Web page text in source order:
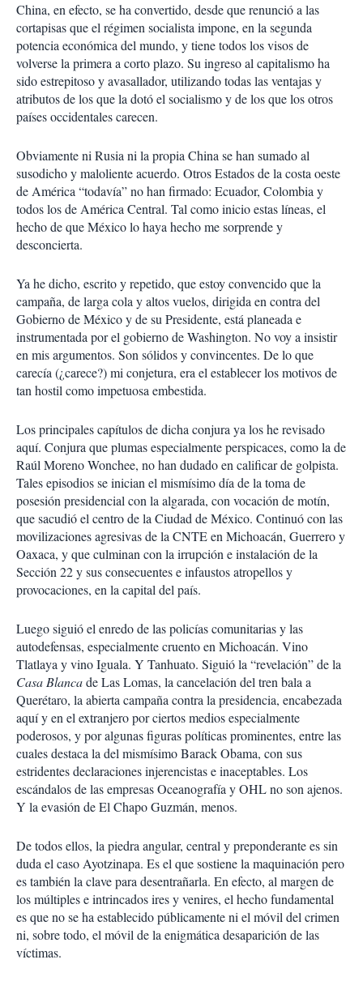
o
m
p
a
r
t
i
r
China, en efecto, se ha convertido, desde que renunció a las
cortapisas que el régimen socialista impone, en la segunda
potencia económica del mundo, y tiene todos los visos de
volverse la primera a corto plazo. Su ingreso al capitalismo ha
sido estrepitoso y avasallador, utilizando todas las ventajas y
atributos de los que la dotó el socialismo y de los que los otros
países occidentales carecen.
Obviamente ni Rusia ni la propia China se han sumado al
susodicho y maloliente acuerdo. Otros Estados de la costa oeste
de América “todavía” no han firmado: Ecuador, Colombia y
todos los de América Central. Tal como inicio estas líneas, el
hecho de que México lo haya hecho me sorprende y
desconcierta.
Ya he dicho, escrito y repetido, que estoy convencido que la
campaña, de larga cola y altos vuelos, dirigida en contra del
Gobierno de México y de su Presidente, está planeada e
instrumentada por el gobierno de Washington. No voy a insistir
en mis argumentos. Son sólidos y convincentes. De lo que
carecía (¿carece?) mi conjetura, era el establecer los motivos de
tan hostil como impetuosa embestida.
Los principales capítulos de dicha conjura ya los he revisado
aquí. Conjura que plumas especialmente perspicaces, como la de
Raúl Moreno Wonchee, no han dudado en calificar de golpista.
Tales episodios se inician el mismísimo día de la toma de
posesión presidencial con la algarada, con vocación de motín,
que sacudió el centro de la Ciudad de México. Continuó con las
movilizaciones agresivas de la CNTE en Michoacán, Guerrero y
Oaxaca, y que culminan con la irrupción e instalación de la
Sección 22 y sus consecuentes e infaustos atropellos y
provocaciones, en la capital del país.
Luego siguió el enredo de las policías comunitarias y las
autodefensas, especialmente cruento en Michoacán. Vino
Tlatlaya y vino Iguala. Y Tanhuato. Siguió la “revelación” de la
Casa Blancade Las Lomas, la cancelación del tren bala a
Querétaro, la abierta campaña contra la presidencia, encabezada
aquí y en el extranjero por ciertos medios especialmente
poderosos, y por algunas figuras políticas prominentes, entre las
cuales destaca la del mismísimo Barack Obama, con sus
estridentes declaraciones injerencistas e inaceptables. Los
escándalos de las empresas Oceanografía y OHL no son ajenos.
Y la evasión de El Chapo Guzmán, menos.
De todos ellos, la piedra angular, central y preponderante es sin
duda el caso Ayotzinapa. Es el que sostiene la maquinación pero
es también la clave para desentrañarla. En efecto, al margen de
los múltiples e intrincados ires y venires, el hecho fundamental
es que no se ha establecido públicamente ni el móvil del crimen
ni, sobre todo, el móvil de la enigmática desaparición de las
víctimas.